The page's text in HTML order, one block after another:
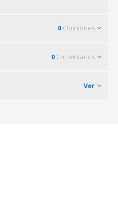
0 Opiniones
0 Comentarios
Ver